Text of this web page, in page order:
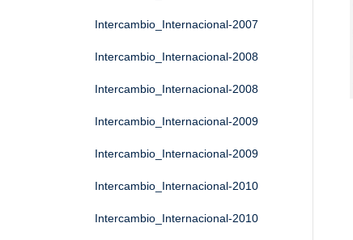
Intercambio_Internacional-2007
Intercambio_Internacional-2008
Intercambio_Internacional-2008
Intercambio_Internacional-2009
Intercambio_Internacional-2009
Intercambio_Internacional-2010
Intercambio_Internacional-2010